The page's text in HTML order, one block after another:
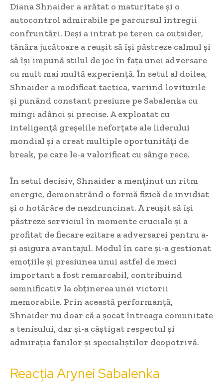
Diana Shnaider a arătat o maturitate și o
autocontrol admirabile pe parcursul întregii
confruntări. Deși a intrat pe teren ca outsider,
tânăra jucătoare a reușit să își păstreze calmul și
să își impună stilul de joc în fața unei adversare
cu mult mai multă experiență. În setul al doilea,
Shnaider a modificat tactica, variind loviturile
și punând constant presiune pe Sabalenka cu
mingi adânci și precise. A exploatat cu
inteligență greșelile neforțate ale liderului
mondial și a creat multiple oportunități de
break, pe care le-a valorificat cu sânge rece.
În setul decisiv, Shnaider a menținut un ritm
energic, demonstrând o formă fizică de invidiat
și o hotărâre de nezdruncinat. A reușit să își
păstreze serviciul în momente cruciale și a
profitat de fiecare ezitare a adversarei pentru a-
și asigura avantajul. Modul în care și-a gestionat
emoțiile și presiunea unui astfel de meci
important a fost remarcabil, contribuind
semnificativ la obținerea unei victorii
memorabile. Prin această performanță,
Shnaider nu doar că a șocat întreaga comunitate
a tenisului, dar și-a câștigat respectul și
admirația fanilor și specialiștilor deopotrivă.
Reacția Arynei Sabalenka